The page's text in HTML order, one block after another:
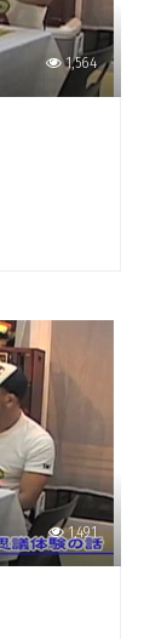
1,564
1,491